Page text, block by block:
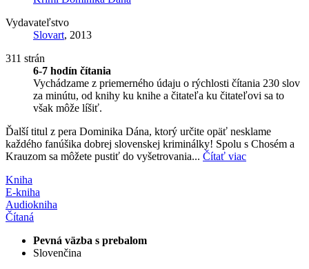
Vydavateľstvo
Slovart, 2013
311 strán
6-7 hodín čítania
Vychádzame z priemerného údaju o rýchlosti čítania 230 slov
za minútu, od knihy ku knihe a čitateľa ku čitateľovi sa to
však môže líšiť.
Ďalší titul z pera Dominika Dána, ktorý určite opäť nesklame
každého fanúšika dobrej slovenskej kriminálky! Spolu s Chosém a
Krauzom sa môžete pustiť do vyšetrovania... Čítať viac
Kniha
E-kniha
Audiokniha
Čítaná
Pevná väzba s prebalom
Slovenčina